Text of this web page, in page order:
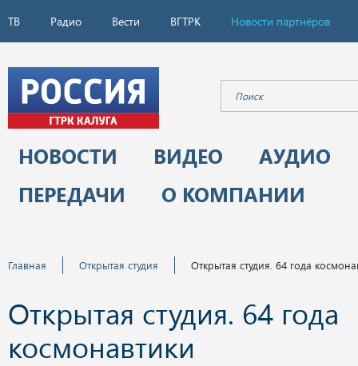
ТВ Радио Вести ВГТРК Новости партнёров
НОВОСТИ ВИДЕО
АУДИО
ПЕРЕДАЧИ
О КОМПАНИИ
Главная Открытая студия Открытая студия. 64 года
Открытая студия. 64 года
космонавтики